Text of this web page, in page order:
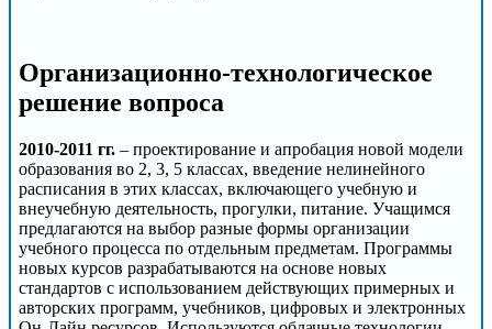
Организационно-технологическое
решение вопроса
2010-2011 гг. – проектирование и апробация новой модели
образования во 2, 3, 5 классах, введение нелинейного
расписания в этих классах, включающего учебную и
внеучебную деятельность, прогулки, питание. Учащимся
предлагаются на выбор разные формы организации
учебного процесса по отдельным предметам. Программы
новых курсов разрабатываются на основе новых
стандартов с использованием действующих примерных и
авторских программ, учебников, цифровых и электронных